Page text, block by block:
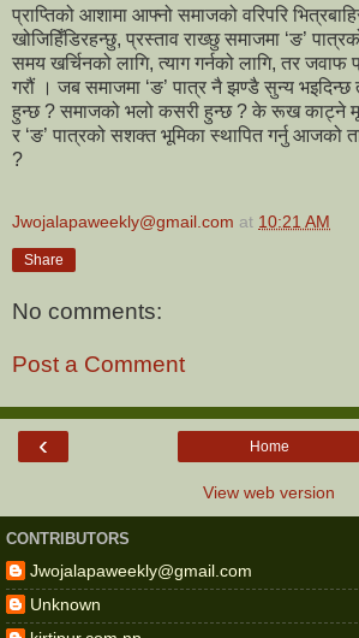
प्राप्तिको आशामा आफ्नो समाजको वरिपरि
खोजिहिँडिरहन्छु, प्रस्ताव राख्छु समाजमा ‘ङ’
समय खर्चिनको लागि, त्याग गर्नको लागि, तर जवाफ
गरौं । जब समाजमा ‘ङ’ पात्र नै झण्डै सुन्य
हुन्छ ? समाजको भलो कसरी हुन्छ ? के रूख काट्ने
र ‘ङ’ पात्रको सशक्त भूमिका स्थापित गर्नु आजको
?
Jwojalapaweekly@gmail.com at 10:21 AM
Share
No comments:
Post a Comment
‹ Home
View web version
CONTRIBUTORS
Jwojalapaweekly@gmail.com
Unknown